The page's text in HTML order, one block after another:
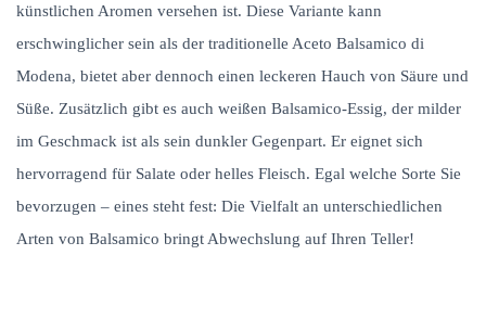
künstlichen Aromen versehen ist. Diese Variante kann
erschwinglicher sein als der traditionelle Aceto Balsamico di
Modena, bietet aber dennoch einen leckeren Hauch von Säure und
Süße. Zusätzlich gibt es auch weißen Balsamico-Essig, der milder
im Geschmack ist als sein dunkler Gegenpart. Er eignet sich
hervorragend für Salate oder helles Fleisch. Egal welche Sorte Sie
bevorzugen – eines steht fest: Die Vielfalt an unterschiedlichen
Arten von Balsamico bringt Abwechslung auf Ihren Teller!